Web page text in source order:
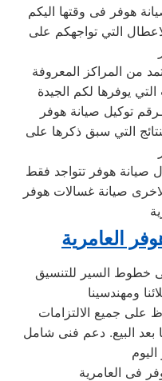
هوفر فى وقتها اليكم
التي تواجهكم على
من المراكز المعروفة
يوفرها لكم الجيدة
توكيل صيانة هوفر
التي سبق ذكرها على
صيانة هوفر تتواجد فقط
صيانة غسالات هوفر
العامرية
خطوط السير للتنسيق
ومهندسينا
على جميع الالتزامات
بعد البيع. دعم فنى شامل